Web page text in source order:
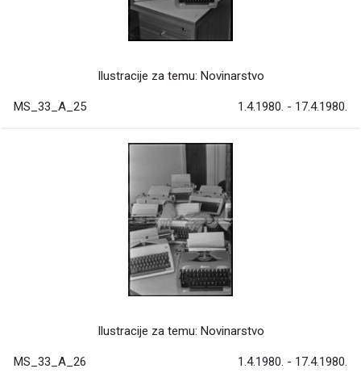
Ilustracije za temu: Novinarstvo
MS_33_A_25 1.4.1980. - 17.4.1980.
Ilustracije za temu: Novinarstvo
MS_33_A_26 1.4.1980. - 17.4.1980.